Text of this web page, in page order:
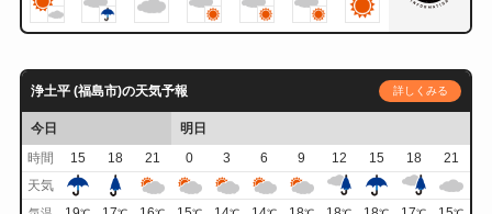
浄土平 (福島市)の天気予報 詳しくみる
今日
明日
時間
15 18 21 0 3 6 9 12 15 18
21
天気